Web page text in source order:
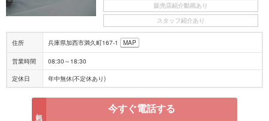
販売店紹介動画あり
スタッフ紹介あり
住所 兵庫県加西市満久町167-1 MAP
営業時間 08:30～18:30
定休日 年中無休(不定休あり)
今すぐ電話する